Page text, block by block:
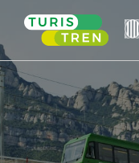
content
Home